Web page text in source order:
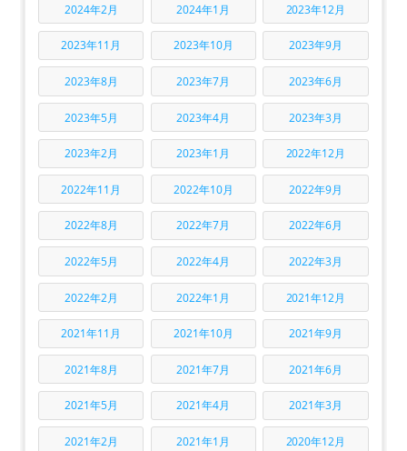
2024年2月 2024年1月 2023年12月
2023年11月 2023年10月 2023年9月
2023年8月 2023年7月 2023年6月
2023年5月 2023年4月 2023年3月
2023年2月 2023年1月 2022年12月
2022年11月 2022年10月 2022年9月
2022年8月 2022年7月 2022年6月
2022年5月 2022年4月 2022年3月
2022年2月 2022年1月 2021年12月
2021年11月 2021年10月 2021年9月
2021年8月 2021年7月 2021年6月
2021年5月 2021年4月 2021年3月
2021年2月 2021年1月 2020年12月